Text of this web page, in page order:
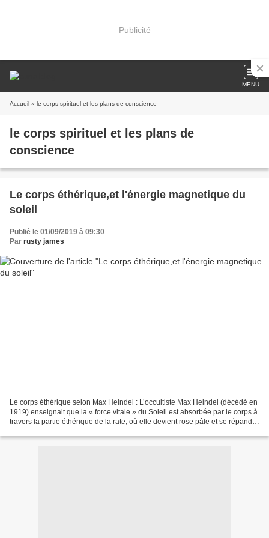
Publicité
MENU
Accueil » le corps spirituel et les plans de conscience
le corps spirituel et les plans de
conscience
Le corps éthérique,et l'énergie magnetique du
soleil
Publié le 01/09/2019 à 09:30
Par rusty james
Le corps éthérique selon Max Heindel : L’occultiste Max Heindel (décédé en
1919) enseignait que la « force vitale » du Soleil est absorbée par le corps à
travers la partie éthérique de la rate, où elle devient rose pâle et se répand